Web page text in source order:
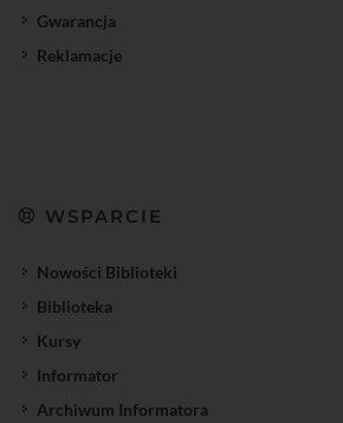
Gwarancja
Reklamacje
WSPARCIE
Nowości Biblioteki
Biblioteka
Kursy
Informator
Archiwum Informatora